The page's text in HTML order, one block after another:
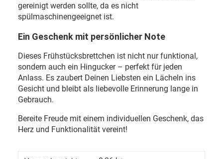
gereinigt werden sollte, da es nicht
spülmaschinengeeignet ist.
Ein Geschenk mit persönlicher Note
Dieses Frühstücksbrettchen ist nicht nur funktional,
sondern auch ein Hingucker – perfekt für jeden
Anlass. Es zaubert Deinen Liebsten ein Lächeln ins
Gesicht und bleibt als liebevolle Erinnerung lange in
Gebrauch.
Bereite Freude mit einem individuellen Geschenk, das
Herz und Funktionalität vereint!